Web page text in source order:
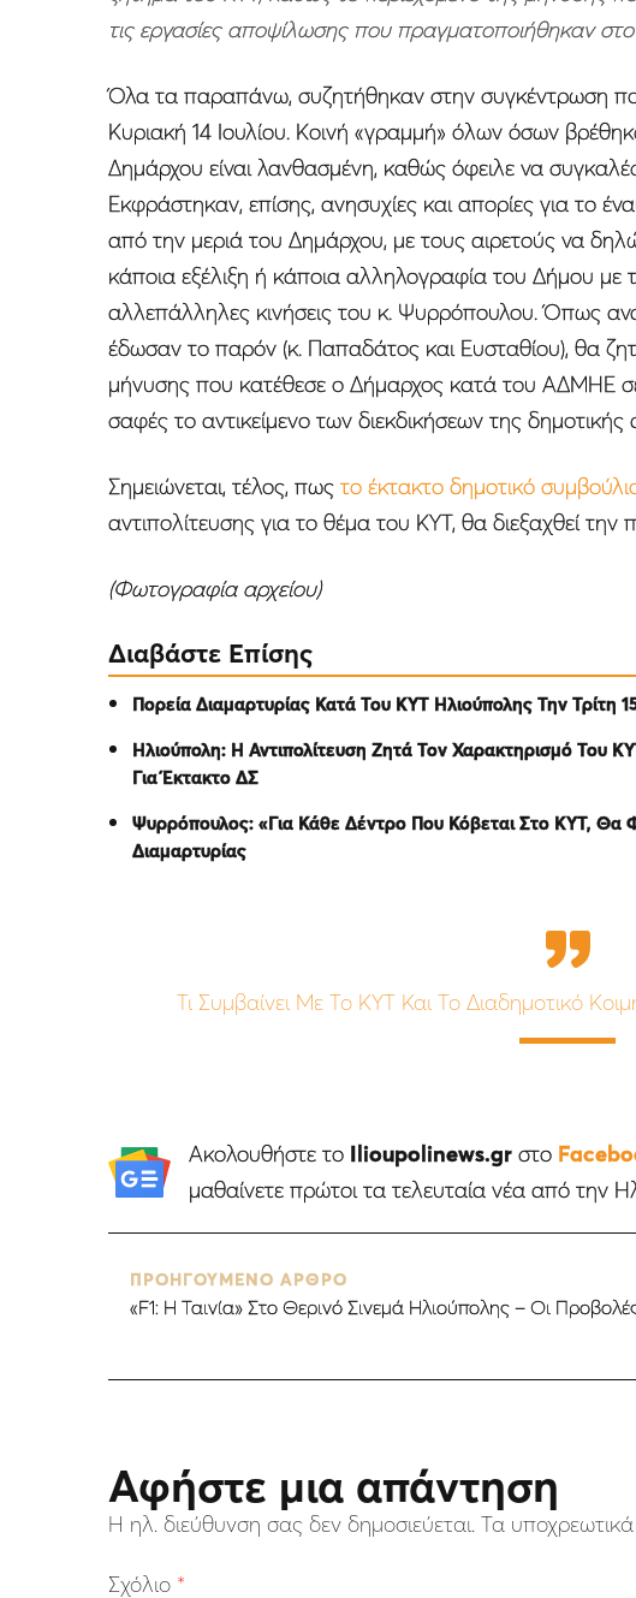
τις εργασίες αποψίλωσης που πραγματοποιήθηκαν
Όλα τα παραπάνω, συζητήθηκαν στην συγκέντρωση
Κυριακή 14 Ιουλίου. Κοινή «γραμμή» όλων όσων
Δημάρχου είναι λανθασμένη, καθώς όφειλε να
Εκφράστηκαν, επίσης, ανησυχίες και απορίες για το
από την μεριά του Δημάρχου, με τους αιρετούς να
κάποια εξέλιξη ή κάποια αλληλογραφία του Δήμου με
αλλεπάλληλες κινήσεις του κ. Ψυρρόπουλου. Όπως
έδωσαν το παρόν (κ. Παπαδάτος και Ευσταθίου), θα
μήνυσης που κατέθεσε ο Δήμαρχος κατά του ΑΔΜΗΕ σε
σαφές το αντικείμενο των διεκδικήσεων της δημοτικής
Σημειώνεται, τέλος, πως το έκτακτο δημοτικό
αντιπολίτευσης για το θέμα του ΚΥΤ, θα διεξαχθεί
(Φωτογραφία αρχείου)
Διαβάστε Επίσης
Πορεία Διαμαρτυρίας Κατά Του ΚΥΤ Ηλιούπολης Την Τρίτη
Ηλιούπολη: Η Αντιπολίτευση Ζητά Τον Χαρακτηρισμό Του
Για Έκτακτο ΔΣ
Ψυρρόπουλος: «Για Κάθε Δέντρο Που Κόβεται Στο ΚΥΤ, Θα
Διαμαρτυρίας
Τι Συμβαίνει Με Το ΚΥΤ Και Το Διαδημοτικό
Ακολουθήστε το Ilioupolinews.grστο
μαθαίνετε πρώτοι τα τελευταία νέα από την
ΠΡΟΗΓΟΥΜΕΝΟ ΑΡΘΡΟ
«F1: Η Ταινία» Στο Θερινό Σινεμά Ηλιούπολης – Οι
Αφήστε μια απάντηση
Η ηλ. διεύθυνση σας δεν δημοσιεύεται. Τα
Σχόλιο *